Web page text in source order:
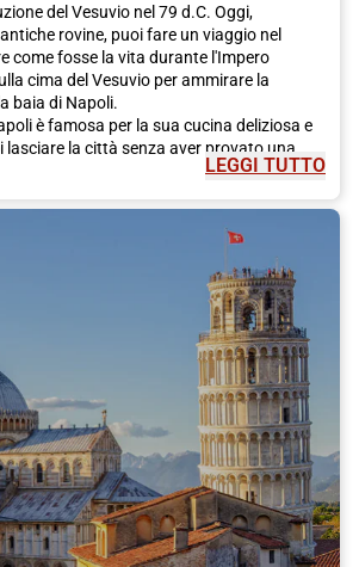
del Vesuvio nel 79 d.C. Oggi,
rovine, puoi fare un viaggio nel
come fosse la vita durante l'Impero
cima del Vesuvio per ammirare la
baia di Napoli.
è famosa per la sua cucina deliziosa e
la città senza aver provato una
Fai una sosta in una delle pizzerie
il ragù napoletano e gli arancini, sfiziose
E per dolce, non dimenticare di provare la
dolci tradizionali napoletani.
il sole, fai una visita alla famosa spiaggia
una delle colline di Napoli. Ammira la
baia e il Vesuvio mentre ti rilassi sulla
un appassionato di storia e arte, non puoi
di Capodimonte, che ospita una
sculture e oggetti d'arte.
in modo rapido e confortevole, ti
il treno Italo. Con Italo, potrai goderti
e rilassante, con collegamenti frequenti da
treno ti porterà direttamente nel cuore di
di iniziare la tua avventura senza stress.
Pianifica il tuo viaggio a Napoli e
LEGGI TUTTO